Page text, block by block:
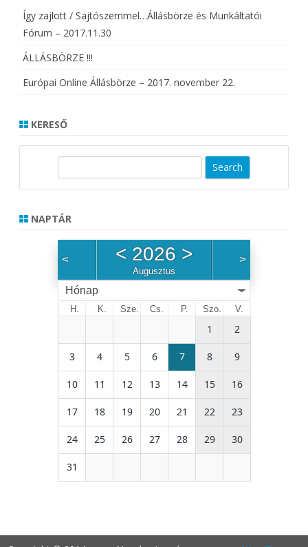
Így zajlott / Sajtószemmel…Állásbörze és Munkáltatói
Fórum – 2017.11.30
ÁLLÁSBÖRZE !!!
Európai Online Állásbörze – 2017. november 22.
KERESŐ
r
NAPTÁR
< < 2026 >
Augusztus
>
Hónap
H. K. Sze. Cs. P. Szo. V.
1 2
3 4 5 6 7 8 9
10 11 12 13 14 15 16
17 18 19 20 21 22 23
24 25 26 27 28 29 30
31